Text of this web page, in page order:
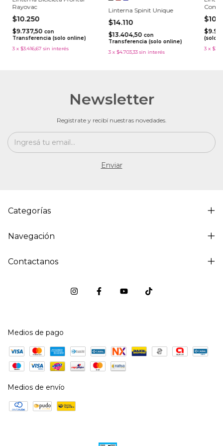
Rayovac
$10.250
$9.737,50 con
Transferencia (solo online)
3 x $3.416,67 sin interés
Linterna Spinit Unique
$14.110
$13.404,50 con
Transferencia (solo online)
3 x $4.703,33 sin interés
(solo
3 x
Newsletter
Registrate y recibí nuestras novedades.
Categorías
Navegación
Contactanos
Medios de pago
Medios de envío